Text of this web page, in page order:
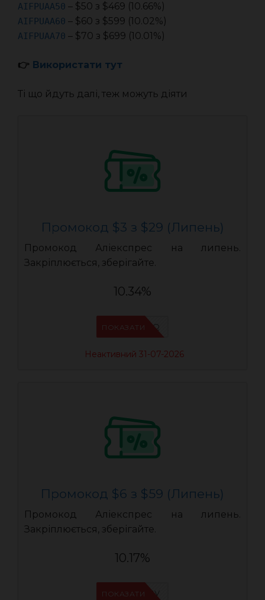
AIFPUAA50 – $50 з $469 (10.66%)
AIFPUAA60 – $60 з $599 (10.02%)
AIFPUAA70 – $70 з $699 (10.01%)
👉 Використати тут
Ті що йдуть далі, теж можуть діяти
Промокод $3 з $29 (Липень)
Промокод Аліекспрес на липень.
Закріплюється, зберігайте.
10.34%
IFPPPRDQ
ПОКАЗАТИ
Неактивний 31-07-2026
Промокод $6 з $59 (Липень)
Промокод Аліекспрес на липень.
Закріплюється, зберігайте.
10.17%
IFPVHAMV
ПОКАЗАТИ